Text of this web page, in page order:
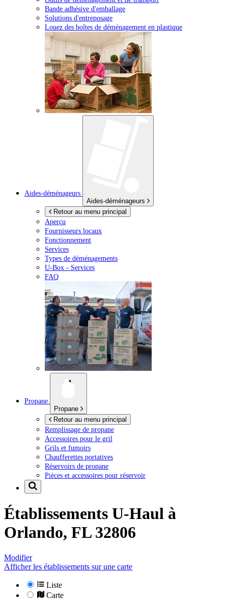
Bande adhésive d'emballage
Solutions d'entreposage
Louez des boîtes de déménagement en plastique
Aides-déménageurs
Aides-déménageurs
Retour au menu principal
Aperçu
Fournisseurs locaux
Fonctionnement
Services
Types de déménagements
U-Box - Services
FAQ
Propane
Propane
Retour au menu principal
Remplissage de propane
Accessoires pour le gril
Grils et fumoirs
Chaufferettes portatives
Réservoirs de propane
Pièces et accessoires pour réservoir
Établissements U-Haul à
Orlando, FL 32806
Modifier
Afficher les établissements sur une carte
Liste
Carte